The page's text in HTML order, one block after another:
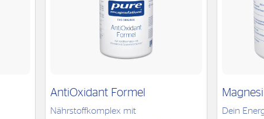
AntiOxidant Formel
Nährstoffkomplex mit
Dein